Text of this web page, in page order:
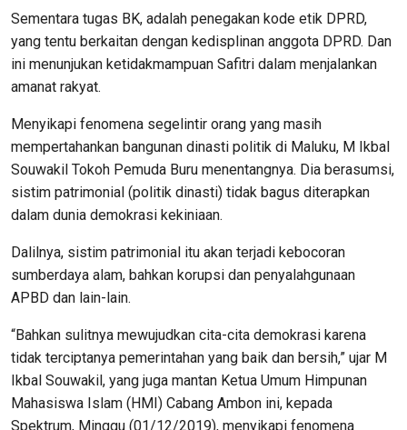
Sementara tugas BK, adalah penegakan kode etik DPRD,
yang tentu berkaitan dengan kedisplinan anggota DPRD. Dan
ini menunjukan ketidakmampuan Safitri dalam menjalankan
amanat rakyat.
Menyikapi fenomena segelintir orang yang masih
mempertahankan bangunan dinasti politik di Maluku, M Ikbal
Souwakil Tokoh Pemuda Buru menentangnya. Dia berasumsi,
sistim patrimonial (politik dinasti) tidak bagus diterapkan
dalam dunia demokrasi kekiniaan.
Dalilnya, sistim patrimonial itu akan terjadi kebocoran
sumberdaya alam, bahkan korupsi dan penyalahgunaan
APBD dan lain-lain.
“Bahkan sulitnya mewujudkan cita-cita demokrasi karena
tidak terciptanya pemerintahan yang baik dan bersih,” ujar M
Ikbal Souwakil, yang juga mantan Ketua Umum Himpunan
Mahasiswa Islam (HMI) Cabang Ambon ini, kepada
Spektrum, Minggu (01/12/2019), menyikapi fenomena